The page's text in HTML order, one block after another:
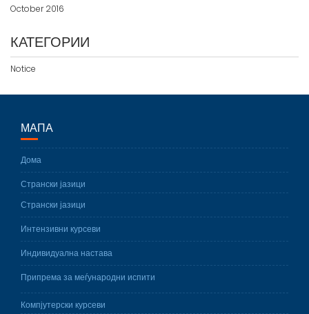
October 2016
КАТЕГОРИИ
Notice
МАПА
Дома
Странски јазици
Странски јазици
Интензивни курсеви
Индивидуална настава
Припрема за меѓународни испити
Компјутерски курсеви